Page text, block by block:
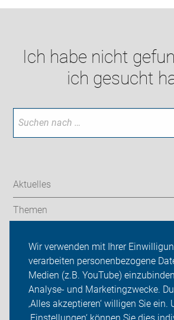
Wir verwenden mit Ihrer
verarbeiten personenbezogene
Medien (z.B. YouTube)
Analyse- und Marketingzwecke.
‚Alles akzeptieren‘ willigen Sie ein.
Ich habe nicht
ich gesucht
Aktuelles
Themen
ADFC Niedersachsen
Sei dabei
Presse